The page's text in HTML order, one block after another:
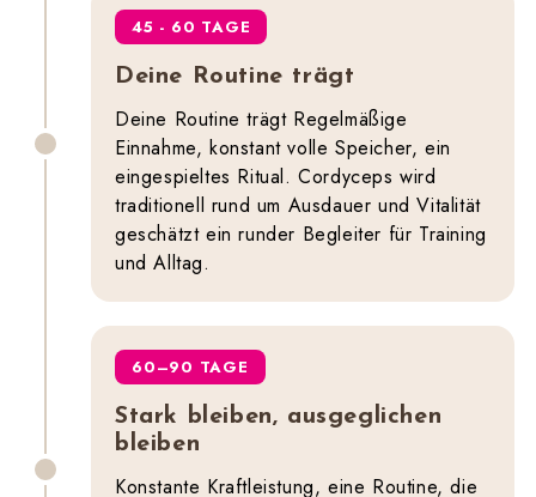
45 - 60 TAGE
Deine Routine trägt
Deine Routine trägt Regelmäßige
Einnahme, konstant volle Speicher, ein
eingespieltes Ritual. Cordyceps wird
traditionell rund um Ausdauer und Vitalität
geschätzt ein runder Begleiter für Training
und Alltag.
60–90 TAGE
Stark bleiben, ausgeglichen
bleiben
Konstante Kraftleistung, eine Routine, die